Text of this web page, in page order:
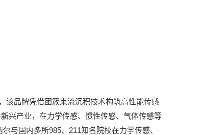
该品牌凭借团簇束流沉积技术构筑高性能传感
兴产业，在力学传感、惯性传感、气体传感等
与国内多所985、211知名院校在力学传感、